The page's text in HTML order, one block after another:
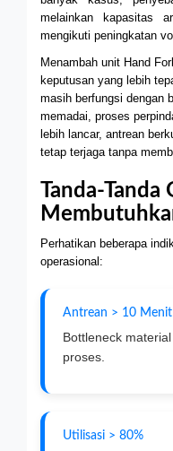
melainkan kapasitas
mengikuti peningkatan
Menambah unit Hand
keputusan yang lebih
masih berfungsi dengan
memadai, proses
lebih lancar, antrean
tetap terjaga tanpa
Tanda-Tanda
Perhatikan beberapa
operasional:
Antrean > 10 Menit
Bottleneck
proses.
Utilisasi > 80%